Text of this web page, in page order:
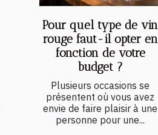
Pour quel type de vin
rouge faut-il opter en
fonction de votre
budget ?
Plusieurs occasions se
présentent où vous avez
envie de faire plaisir à une
personne pour une...